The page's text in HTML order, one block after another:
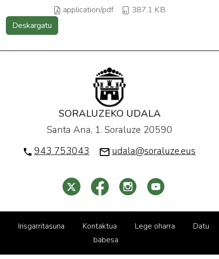
application/pdf 387.1 KB
Deskargatu
SORALUZEKO UDALA
Santa Ana, 1. Soraluze 20590
943 753043
udala@soraluze.eus
Irisgarritasuna Kontaktua Lege oharra
Datu
babesa